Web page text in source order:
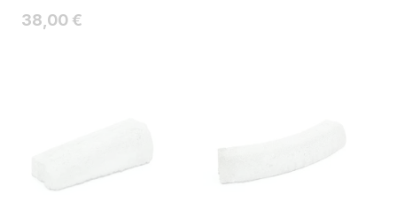
Hinta
38,00 €